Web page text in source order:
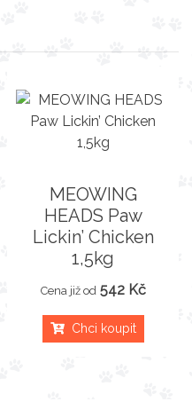
MEOWING
HEADS Paw
Lickin’ Chicken
1,5kg
Cena již od 542 Kč
Chci koupit